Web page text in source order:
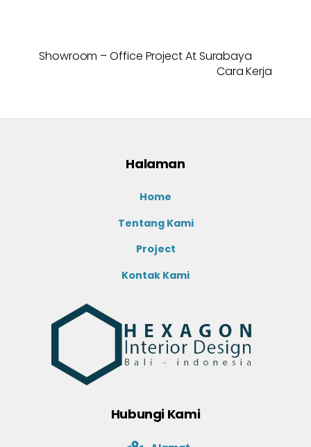
Showroom – Office Project At Surabaya
Cara Kerja
Halaman
Home
Tentang Kami
Project
Kontak Kami
Hubungi Kami